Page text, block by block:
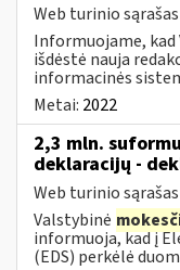
Web turinio sąrašas
Informuojame, kad
išdėstė nauja
informacinės
Metai: 2022
2,3 mln.
deklaracijų -
Web turinio sąrašas
Valstybinė
informuoja, kad į
(EDS) perkėlė